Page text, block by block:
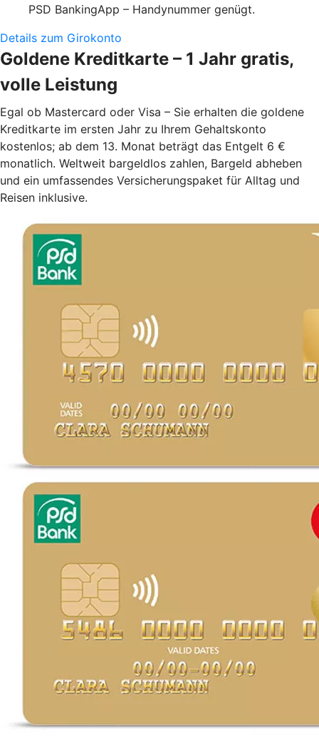
PSD BankingApp – Handynummer genügt.
Details zum Girokonto
Goldene Kreditkarte – 1 Jahr gratis,
volle Leistung
Egal ob Mastercard oder Visa – Sie erhalten die goldene
Kreditkarte im ersten Jahr zu Ihrem Gehaltskonto
kostenlos; ab dem 13. Monat beträgt das Entgelt 6 €
monatlich. Weltweit bargeldlos zahlen, Bargeld abheben
und ein umfassendes Versicherungspaket für Alltag und
Reisen inklusive.